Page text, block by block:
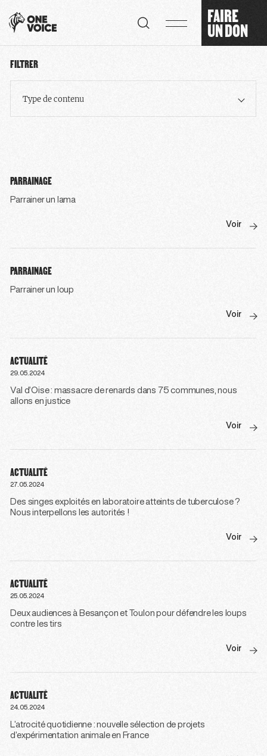
FAIRE
UN DON
FILTRER
Type de contenu
PARRAINAGE
Parrainer un lama
Voir
PARRAINAGE
Parrainer un loup
Voir
ACTUALITÉ
29.05.2024
Val d’Oise : massacre de renards dans 75 communes, nous
allons en justice
Voir
ACTUALITÉ
27.05.2024
Des singes exploités en laboratoire atteints de tuberculose ?
Nous interpellons les autorités !
Voir
ACTUALITÉ
25.05.2024
Deux audiences à Besançon et Toulon pour défendre les loups
contre les tirs
Voir
ACTUALITÉ
24.05.2024
L’atrocité quotidienne : nouvelle sélection de projets
d’expérimentation animale en France